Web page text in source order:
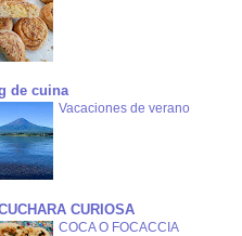
de cuina
Vacaciones de verano
CURIOSA
COCA O FOCACCIA